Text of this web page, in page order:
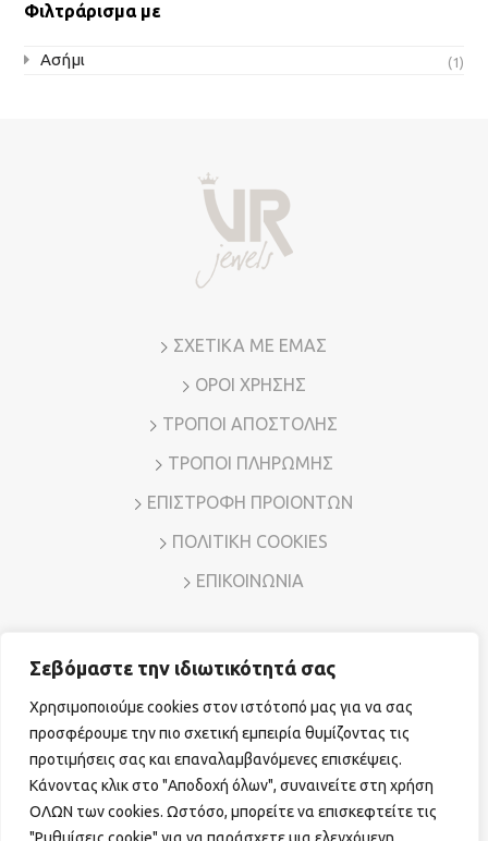
Σεβόμαστε την ιδιωτικότητά σας
Χρησιμοποιούμε cookies στον ιστότοπό μας για να σας
προσφέρουμε την πιο σχετική εμπειρία θυμίζοντας τις
προτιμήσεις σας και επαναλαμβανόμενες επισκέψεις.
Κάνοντας κλικ στο "Αποδοχή όλων", συναινείτε στη χρήση
ΟΛΩΝ των cookies. Ωστόσο, μπορείτε να επισκεφτείτε τις
Φιλτράρισμα με
Ασήμι (1)
ΣΧΕΤΙΚΑ ΜΕ ΕΜΑΣ
ΟΡΟΙ ΧΡΗΣΗΣ
ΤΡΟΠΟΙ ΑΠΟΣΤΟΛΗΣ
ΤΡΟΠΟΙ ΠΛΗΡΩΜΗΣ
ΕΠΙΣΤΡΟΦΗ ΠΡΟΙΟΝΤΩΝ
ΠΟΛΙΤΙΚΗ COOKIES
ΕΠΙΚΟΙΝΩΝΙΑ
Διεύθυνση: Λ. Μεσογείων 7, Αμπελόκηποι – Αθήνα, Τ.Κ.
11526
Τηλ. Επικοινωνίας: 210 7794780E-mail:sales@vr-jewels.gr
FacebookInstagram